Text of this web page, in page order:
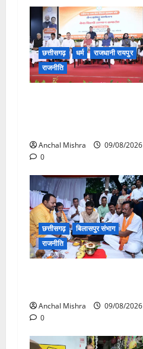
छत्तीसगढ़ धर्म
राजधानी रायपुर
राजनीति
Anchal Mishra
09/08/2026
0
छत्तीसगढ़
बिलासपुर संभाग
राजनीति
Anchal Mishra
09/08/2026
0